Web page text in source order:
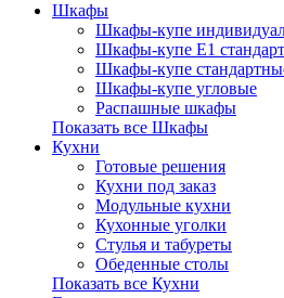
Шкафы
Шкафы-купе
Шкафы-купе Е1 стандарт
Шкафы-купе
Шкафы-купе угловые
Распашные шкафы
Показать все Шкафы
Кухни
Готовые решения
Кухни под заказ
Модульные кухни
Кухонные уголки
Стулья и табуреты
Обеденные столы
Показать все Кухни